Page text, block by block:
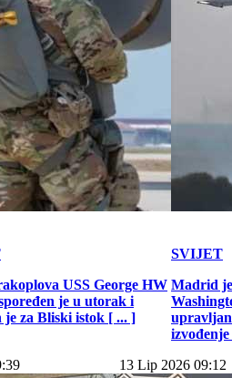
USS George HW
je u utorak i
je za Bliski istok [ ... ]
SVIJET
Madrid
13 Lip 2026 09:12